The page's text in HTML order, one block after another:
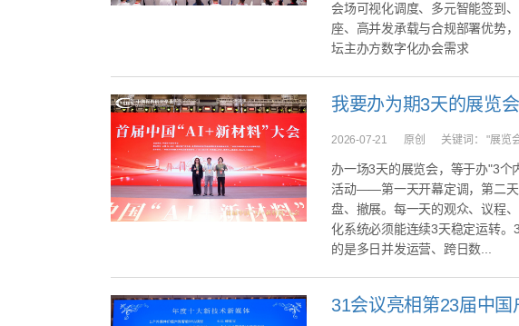
会场可视化调度、多元智能签到
座、高并发承载与合规部署优势
坛主办方数字化办会需求
2026-07-21 原创 关键词："展览
办一场3天的展览会，等于办"3个
活动——第一天开幕定调，第二天
盘、撤展。每一天的观众、议程
化系统必须能连续3天稳定运转
的是多日并发运营、跨日数...